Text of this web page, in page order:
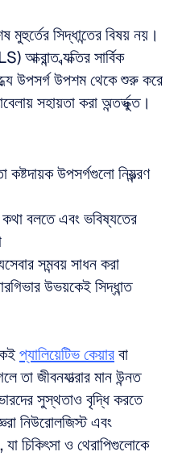
মুহুর্তের সিদ্ধান্তের বিষয় নয়।
ব্যক্তির সার্বিক
উপসর্গ উপশম থেকে শুরু করে
সহায়তা করা অন্তর্ভুক্ত।
কষ্টদায়ক উপসর্গগুলো নিয়ন্ত্রণ
বলতে এবং ভবিষ্যতের
সমন্বয় সাধন করা
উভয়কেই সিদ্ধান্ত
প্যালিয়েটিভ কেয়ার বা
তা জীবনযাত্রার মান উন্নত
সুস্থতাও বৃদ্ধি করতে
নিউরোলজিস্ট এবং
যা চিকিৎসা ও থেরাপিগুলোকে